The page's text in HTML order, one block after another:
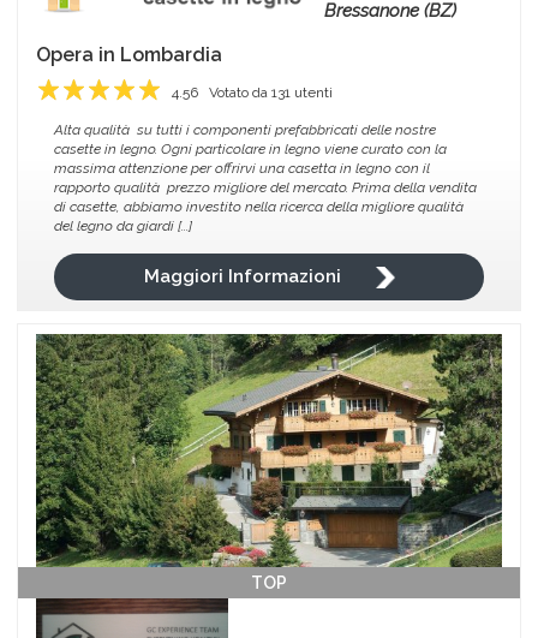
Bressanone (BZ)
Opera in Lombardia
4.56 Votato da 131 utenti
Alta qualità su tutti i componenti prefabbricati delle nostre
casette in legno. Ogni particolare in legno viene curato con la
massima attenzione per offrirvi una casetta in legno con il
rapporto qualità prezzo migliore del mercato. Prima della vendita
di casette, abbiamo investito nella ricerca della migliore qualità
del legno da giardi [...]
Maggiori Informazioni
TOP